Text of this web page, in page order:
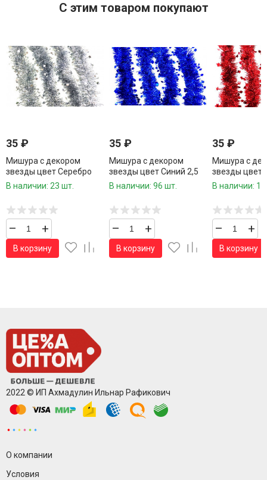
C этим товаром покупают
35 ₽
Мишура с декором
звезды цвет Серебро
2,5 метра d-10 см.1 шт.
В наличии: 23 шт.
– +
В корзину
35 ₽
Мишура с декором
звезды цвет Синий 2,5
метра d-10 см.1 шт.
В наличии: 96 шт.
– +
В корзину
35 ₽
Мишура с
звезды цвет
2,5 метра d-
В наличии:
– +
В корзину
2022 © ИП Ахмадулин Ильнар Рафикович
О компании
Условия